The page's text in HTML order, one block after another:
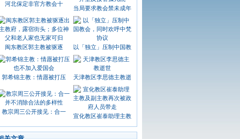
河北保定非官方教会十
当局要求教会禁未成年
闽东教区郭主教被驱逐 以「独立」压制中国教
郭希锦主教：情愿被打压 天津教区李思德主教逝
教宗周三公开接见：合一
宣化教区崔泰助理主教